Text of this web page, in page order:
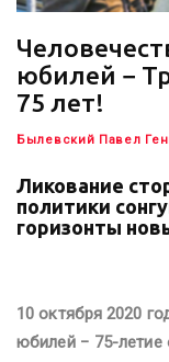
юбилей −
75 лет!
Былевский Павел
Ликование
политики
горизонты
10 октября 2020
юбилей − 75-летие